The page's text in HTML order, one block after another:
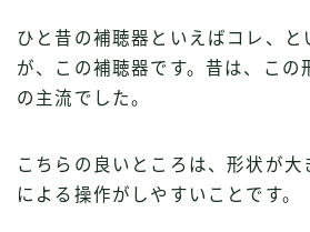
ひと昔の補聴器といえばコレ、と
が、この補聴器です。昔は、この
の主流でした。
こちらの良いところは、形状が大
による操作がしやすいことです。